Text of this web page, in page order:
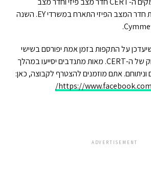
אינטרנטי. בשנים קודמות חדר המצב הפיזי התארח במשרדי EY. השנה
על התקפות בזמן אמת יפורסם בשישי
בבוקר בקבוצת הפייסבוק של ה-CERT. מאות מתנדבים יסייעו במהלך
וניתוחם. אתם מוזמנים להצטרף לקבוצה, כאן:
https://
ADVERTISEMENT